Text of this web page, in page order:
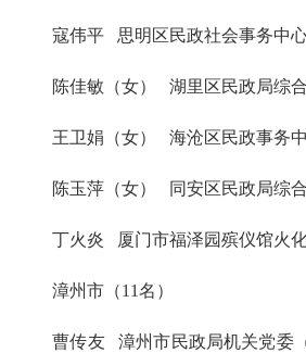
寇伟平 思明区民政社会事务中
陈佳敏（女） 湖里区民政局综合
王卫娟（女） 海沧区民政事务
陈玉萍（女） 同安区民政局综合
丁火炎 厦门市福泽园殡仪馆火化
漳州市（11名）
曹传友 漳州市民政局机关党委（